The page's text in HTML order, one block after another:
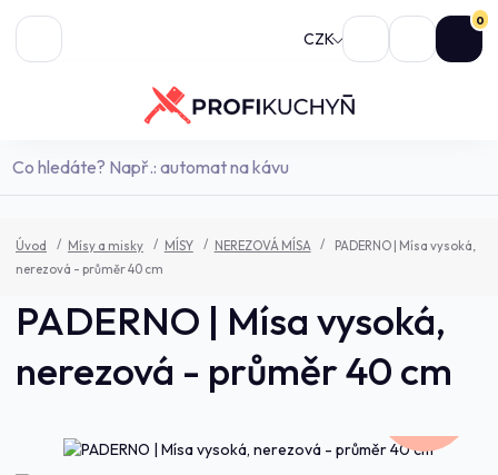
CZK
0
Úvod Mísy a misky MÍSY NEREZOVÁ MÍSA
PADERNO | Mísa vysoká,
nerezová - průměr 40 cm
PADERNO | Mísa vysoká,
nerezová - průměr 40 cm